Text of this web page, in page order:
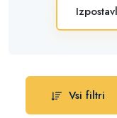
Vsi filtri